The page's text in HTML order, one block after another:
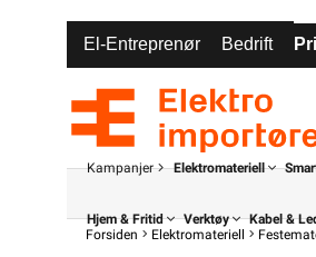
El-Entreprenør Bedrift
Kampanjer Elektromateriell
Hjem & Fritid Verktøy Kabel &
Forsiden
Elektromateriell